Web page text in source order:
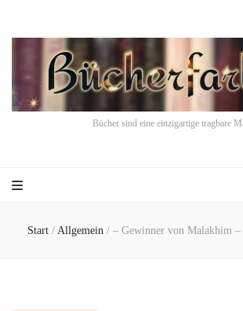
Bücher sind eine einzigartige tragbare
Start / Allgemein / – Gewinner von Malakhim –